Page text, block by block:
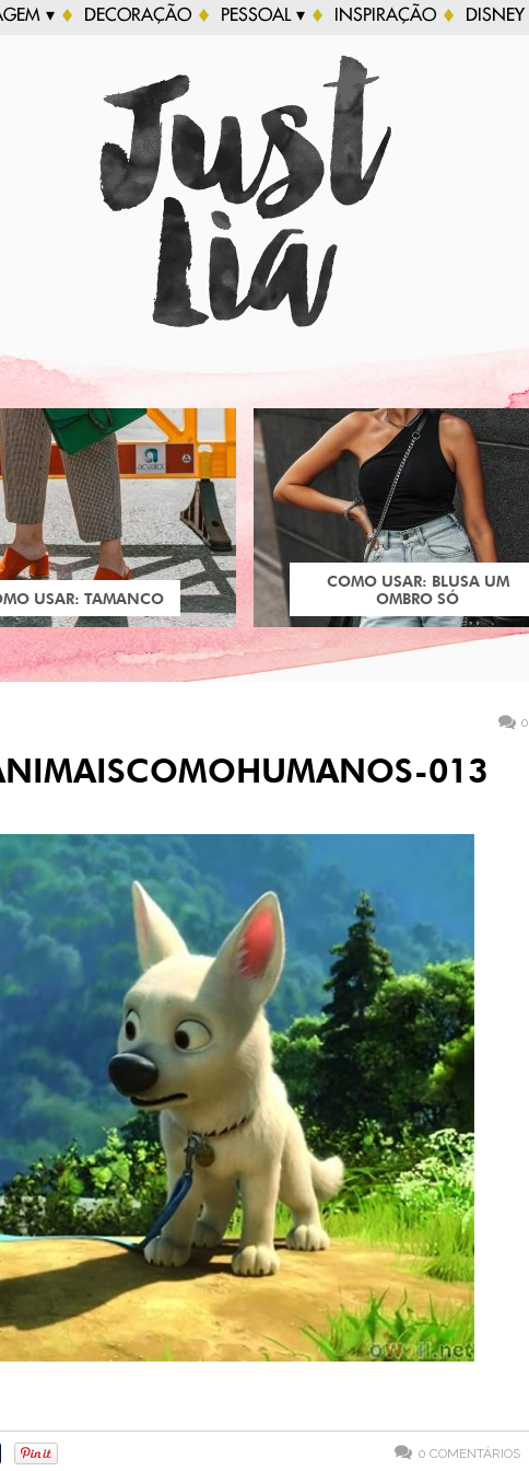
▾ DECORAÇÃO PESSOAL ▾ INSPIRAÇÃO DISNEY
USAR: TAMANCO
COMO USAR: BLUSA UM
OMBRO SÓ
0
013
0 COMENTÁRIOS